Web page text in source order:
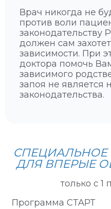
н
и
е
с
и
м
п
т
о
а
м
ы
е
п
е
Врач никогда не
против воли
законодательству
должен сам
зависимости. При
доктора помочь
зависимого
запоя не
законодательства.
ДЛЯ ВПЕРЫЕ
только с 1
Программа СТАРТ